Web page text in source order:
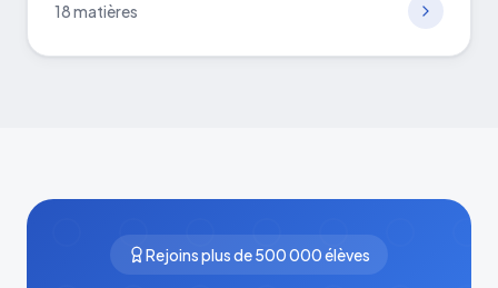
18matières
Rejoins plus de 500 000 élèves